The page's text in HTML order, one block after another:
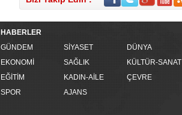
HABERLER
GÜNDEM
SİYASET
DÜNYA
EKONOMİ
SAĞLIK
KÜLTÜR-SANAT
EĞİTİM
KADIN-AİLE
ÇEVRE
SPOR
AJANS